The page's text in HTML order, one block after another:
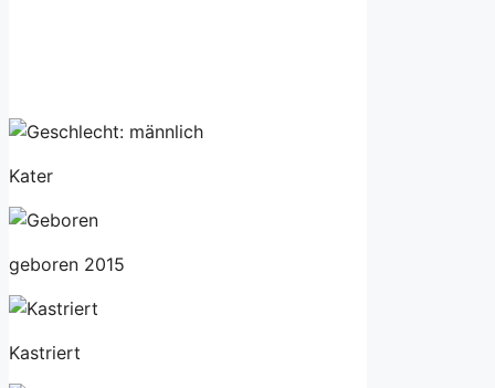
Kater
geboren 2015
Kastriert